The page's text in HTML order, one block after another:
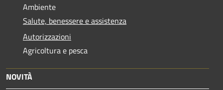
Ambiente
Salute, benessere e assistenza
Autorizzazioni
Agricoltura e pesca
NOVITÀ